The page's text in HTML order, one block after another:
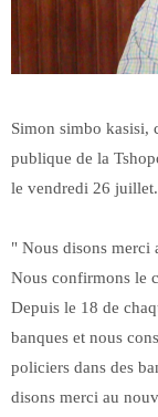
Simon simbo kasisi,
publique de la
le vendredi 26
" Nous disons merci
Nous confirmons le
Depuis le 18 de
banques et nous
policiers dans des
disons merci au